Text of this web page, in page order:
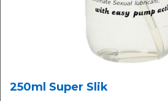
250ml Super Slik